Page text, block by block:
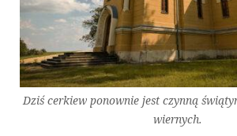
Dziś cerkiew ponownie jest czynną
wiernych.